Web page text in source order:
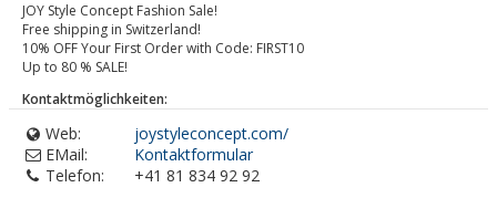
JOY Style Concept Fashion Sale!
Free shipping in Switzerland!
10% OFF Your First Order with Code: FIRST10
Up to 80 % SALE!
Kontaktmöglichkeiten:
Web:
joystyleconcept.com/
EMail:
Kontaktformular
Telefon:
+41 81 834 92 92